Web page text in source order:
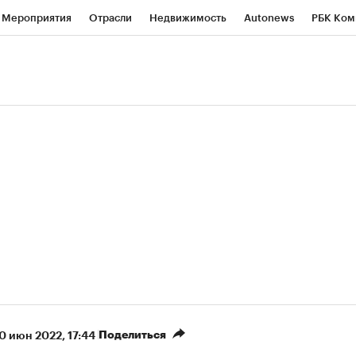
Мероприятия Отрасли Недвижимость Autonews РБК
июн 2022, 17:44 Поделиться